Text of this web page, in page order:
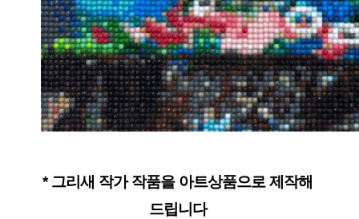
* 그리새 작가 작품을 아트상품으로 제작해
드립니다